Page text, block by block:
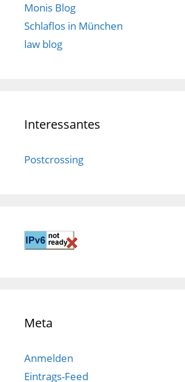
Monis Blog
Schlaflos in München
law blog
Interessantes
Postcrossing
Meta
Anmelden
Eintrags-Feed